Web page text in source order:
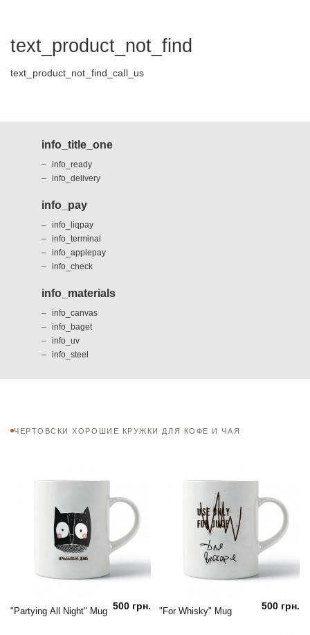
text_product_not_find
text_product_not_find_call_us
info_title_one
info_ready
info_delivery
info_pay
info_liqpay
info_terminal
info_applepay
info_check
info_materials
info_canvas
info_baget
info_uv
info_steel
ЧЕРТОВСКИ ХОРОШИЕ КРУЖКИ ДЛЯ КОФЕ И ЧАЯ
"Partying All Night" Mug 500 грн. "For Whisky" Mug 500 грн.